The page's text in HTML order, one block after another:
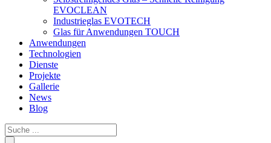
EVOCLEAN
Industrieglas EVOTECH
Glas für Anwendungen TOUCH
Anwendungen
Technologien
Dienste
Projekte
Gallerie
News
Blog